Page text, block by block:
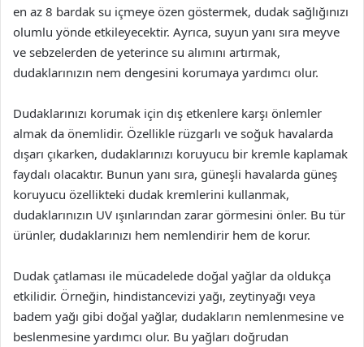
en az 8 bardak su içmeye özen göstermek, dudak sağlığınızı
olumlu yönde etkileyecektir. Ayrıca, suyun yanı sıra meyve
ve sebzelerden de yeterince su alımını artırmak,
dudaklarınızın nem dengesini korumaya yardımcı olur.
Dudaklarınızı korumak için dış etkenlere karşı önlemler
almak da önemlidir. Özellikle rüzgarlı ve soğuk havalarda
dışarı çıkarken, dudaklarınızı koruyucu bir kremle kaplamak
faydalı olacaktır. Bunun yanı sıra, güneşli havalarda güneş
koruyucu özellikteki dudak kremlerini kullanmak,
dudaklarınızın UV ışınlarından zarar görmesini önler. Bu tür
ürünler, dudaklarınızı hem nemlendirir hem de korur.
Dudak çatlaması ile mücadelede doğal yağlar da oldukça
etkilidir. Örneğin, hindistancevizi yağı, zeytinyağı veya
badem yağı gibi doğal yağlar, dudakların nemlenmesine ve
beslenmesine yardımcı olur. Bu yağları doğrudan